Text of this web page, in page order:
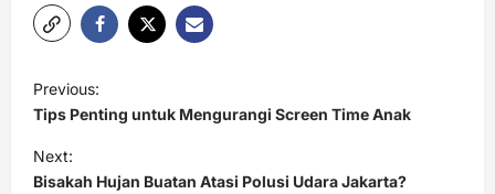
P
o
s
t
Previous:
Tips Penting untuk Mengurangi Screen Time Anak
Next:
Bisakah Hujan Buatan Atasi Polusi Udara Jakarta?